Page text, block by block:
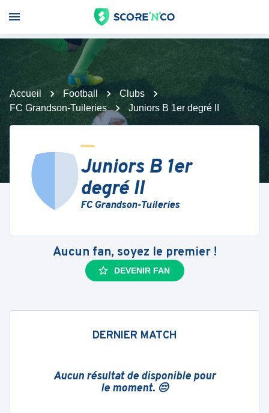
Accueil Football
Clubs
FC Grandson-Tuileries
Juniors B 1er degré II
Juniors B 1er
degré II
FC Grandson-Tuileries
Aucun fan, soyez le premier !
DEVENIR FAN
DERNIER MATCH
Aucun résultat de disponible pour
le moment. 😔